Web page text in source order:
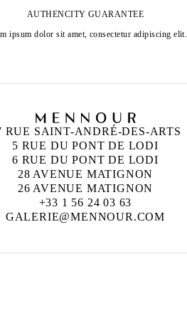
AUTHENCITY GUARANTEE
ipsum dolor sit amet, consectetur adipiscing elit.
RUE SAINT-ANDRÉ-DES-ARTS
5 RUE DU PONT DE LODI
6 RUE DU PONT DE LODI
28 AVENUE MATIGNON
26 AVENUE MATIGNON
+33 1 56 24 03 63
GALERIE@MENNOUR.COM